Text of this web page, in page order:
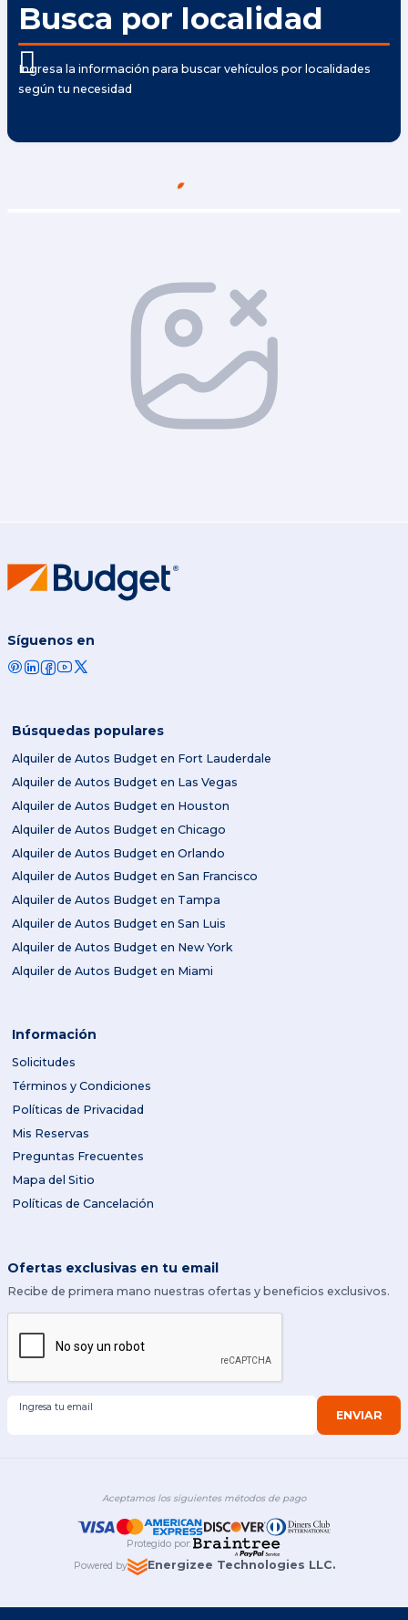
Busca por localidad
Ingresa la información para buscar vehículos por localidades
según tu necesidad
Síguenos en
Búsquedas populares
Alquiler de Autos Budget en Fort Lauderdale
Alquiler de Autos Budget en Las Vegas
Alquiler de Autos Budget en Houston
Alquiler de Autos Budget en Chicago
Alquiler de Autos Budget en Orlando
Alquiler de Autos Budget en San Francisco
Alquiler de Autos Budget en Tampa
Alquiler de Autos Budget en San Luis
Alquiler de Autos Budget en New York
Alquiler de Autos Budget en Miami
Información
Solicitudes
Términos y Condiciones
Políticas de Privacidad
Mis Reservas
Preguntas Frecuentes
Mapa del Sitio
Políticas de Cancelación
Ofertas exclusivas en tu email
Recibe de primera mano nuestras ofertas y beneficios exclusivos.
Ingresa tu email
ENVIAR
Aceptamos los siguientes métodos de pago
Protegido por:
Powered by
Energizee Technologies LLC.